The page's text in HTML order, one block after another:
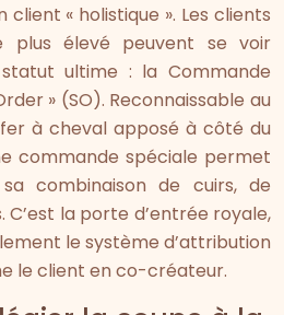
« holistique ». Les clients
plus élevé peuvent se voir
ultime : la Commande
» (SO). Reconnaissable au
à cheval apposé à côté du
commande spéciale permet
combinaison de cuirs, de
la porte d’entrée royale,
le système d’attribution
le client en co-créateur.